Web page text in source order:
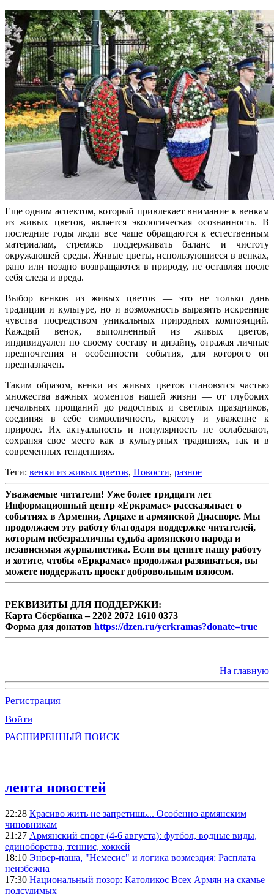
Еще одним аспектом, который привлекает внимание к венкам
из живых цветов, является экологическая осознанность. В
последние годы люди все чаще обращаются к естественным
материалам, стремясь поддерживать баланс и чистоту
окружающей среды. Живые цветы, использующиеся в венках,
рано или поздно возвращаются в природу, не оставляя после
себя следа и вреда.
Выбор венков из живых цветов — это не только дань
традиции и культуре, но и возможность выразить искренние
чувства посредством уникальных природных композиций.
Каждый венок, выполненный из живых цветов,
индивидуален по своему составу и дизайну, отражая личные
предпочтения и особенности события, для которого он
предназначен.
Таким образом, венки из живых цветов становятся частью
множества важных моментов нашей жизни — от глубоких
печальных прощаний до радостных и светлых праздников,
соединяя в себе символичность, красоту и уважение к
природе. Их актуальность и популярность не ослабевают,
сохраняя свое место как в культурных традициях, так и в
современных тенденциях.
Теги: венки из живых цветов, Новости, разное
Уважаемые читатели! Уже более тридцати лет
Информационный центр «Еркрамас» рассказывает о
событиях в Армении, Арцахе и армянской Диаспоре. Мы
продолжаем эту работу благодаря поддержке читателей,
которым небезразличны судьба армянского народа и
независимая журналистика. Если вы цените нашу работу
и хотите, чтобы «Еркрамас» продолжал развиваться, вы
можете поддержать проект добровольным взносом.
РЕКВИЗИТЫ ДЛЯ ПОДДЕРЖКИ:
Карта Сбербанка – 2202 2072 1610 0373
Форма для донатов https://dzen.ru/yerkramas?donate=true
На главную
Регистрация
Войти
РАСШИРЕННЫЙ ПОИСК
лента новостей
22:28 Красиво жить не запретишь... Особенно армянским
чиновникам
21:27 Армянский спорт (4-6 августа): футбол, водные виды,
единоборства, теннис, хоккей
18:10 Энвер-паша, "Немесис" и логика возмездия: Расплата
неизбежна
17:30 Национальный позор: Католикос Всех Армян на скамье
подсудимых